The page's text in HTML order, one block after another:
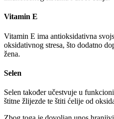
Vitamin E
Vitamin E ima antioksidativna
oksidativnog stresa, što dodatno
žena.
Selen
Selen također učestvuje u
štitne žlijezde te štiti ćelije od